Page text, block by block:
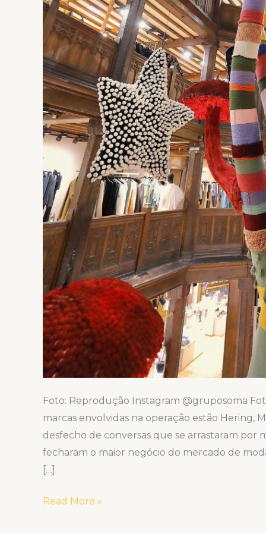
Foto: Reprodução Instagram @gruposoma
marcas envolvidas na operação estão Hering,
desfecho de conversas que se arrastaram por
fecharam o maior negócio do mercado de
[…]
Read More »